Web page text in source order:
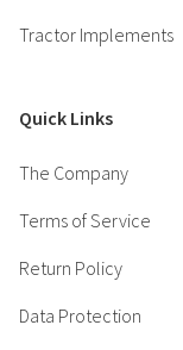
Tractor Implements
Quick Links
The Company
Terms of Service
Return Policy
Data Protection